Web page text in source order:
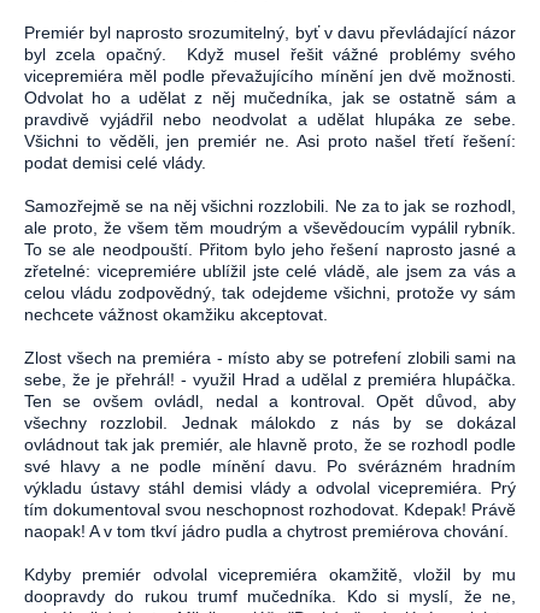
Premiér byl naprosto srozumitelný, byť v davu převládající názor
byl zcela opačný. Když musel řešit vážné problémy svého
vicepremiéra měl podle převažujícího mínění jen dvě možnosti.
Odvolat ho a udělat z něj mučedníka, jak se ostatně sám a
pravdivě vyjádřil nebo neodvolat a udělat hlupáka ze sebe.
Všichni to věděli, jen premiér ne. Asi proto našel třetí řešení:
podat demisi celé vlády.
Samozřejmě se na něj všichni rozzlobili. Ne za to jak se rozhodl,
ale proto, že všem těm moudrým a vševědoucím vypálil rybník.
To se ale neodpouští. Přitom bylo jeho řešení naprosto jasné a
zřetelné: vicepremiére ublížil jste celé vládě, ale jsem za vás a
celou vládu zodpovědný, tak odejdeme všichni, protože vy sám
nechcete vážnost okamžiku akceptovat.
Zlost všech na premiéra - místo aby se potrefení zlobili sami na
sebe, že je přehrál! - využil Hrad a udělal z premiéra hlupáčka.
Ten se ovšem ovládl, nedal a kontroval. Opět důvod, aby
všechny rozzlobil. Jednak málokdo z nás by se dokázal
ovládnout tak jak premiér, ale hlavně proto, že se rozhodl podle
své hlavy a ne podle mínění davu. Po svérázném hradním
výkladu ústavy stáhl demisi vlády a odvolal vicepremiéra. Prý
tím dokumentoval svou neschopnost rozhodovat. Kdepak! Právě
naopak! A v tom tkví jádro pudla a chytrost premiérova chování.
Kdyby premiér odvolal vicepremiéra okamžitě, vložil by mu
doopravdy do rukou trumf mučedníka. Kdo si myslí, že ne,